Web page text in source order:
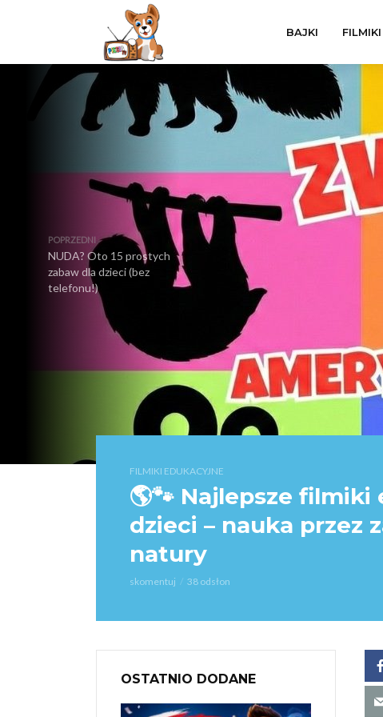
BAJKI
POPRZEDNI
NUDA? Oto 15 prostych
zabaw dla dzieci (bez
telefonu!)
FILMIKI EDUKACYJNE
🌎🐾 Najlepsze
dzieci – nauka przez
natury
skomentuj 38 odsłon
OSTATNIO DODANE